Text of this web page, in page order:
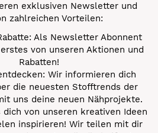
exklusiven Newsletter und
zahlreichen Vorteilen:
Als Newsletter Abonnent
von unseren Aktionen und
Rabatten!
Wir informieren dich
die neuesten Stofftrends der
uns deine neuen Nähprojekte.
dich von unseren kreativen Ideen
inspirieren! Wir teilen mit dir